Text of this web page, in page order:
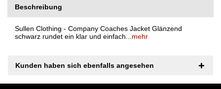
Beschreibung
Sullen Clothing - Company Coaches Jacket Glänzend
schwarz rundet ein klar und einfach... mehr
Kunden haben sich ebenfalls angesehen